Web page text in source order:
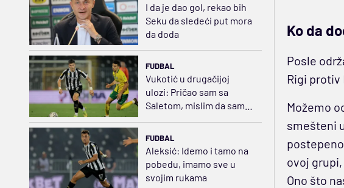
I da je dao gol, rekao bih
Seku da sledeći put mora
da doda
FUDBAL
Vukotić u drugačijoj
ulozi: Pričao sam sa
Saletom, mislim da sam
FUDBAL
Aleksić: Idemo i tamo na
pobedu, imamo sve u
svojim rukama
Ko da
Posle
Rigi protiv
Možemo
smešteni
ovoj
Ono što